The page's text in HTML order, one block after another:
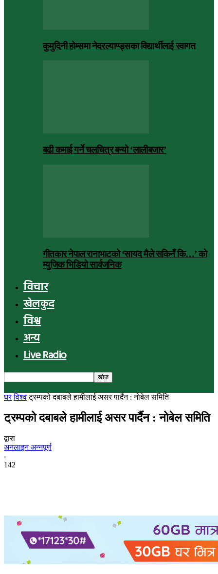
कुमुदिनी होम्समा नेदरल्याण्ड्सका विद्यार्थीलाई स्वागत
बढी कमाई गर्ने चलचित्र बन्यो ‘लालीबजार’
गीतकार नेपाल रानाभाटको ‘सायद मैले सकिनँ कि…’ को
म्युजिक भिडियो सार्वजनिक
विचार
खेलकुद
विश्व
अन्य
Live Radio
घर विश्व ट्रम्पको दबाबले हामीलाई असर पार्दैन : नोबेल समिति
ट्रम्पको दबाबले हामीलाई असर पार्दैन : नोबेल समिति
द्वारा
अनलाइन अन्नपूर्ण
-
142